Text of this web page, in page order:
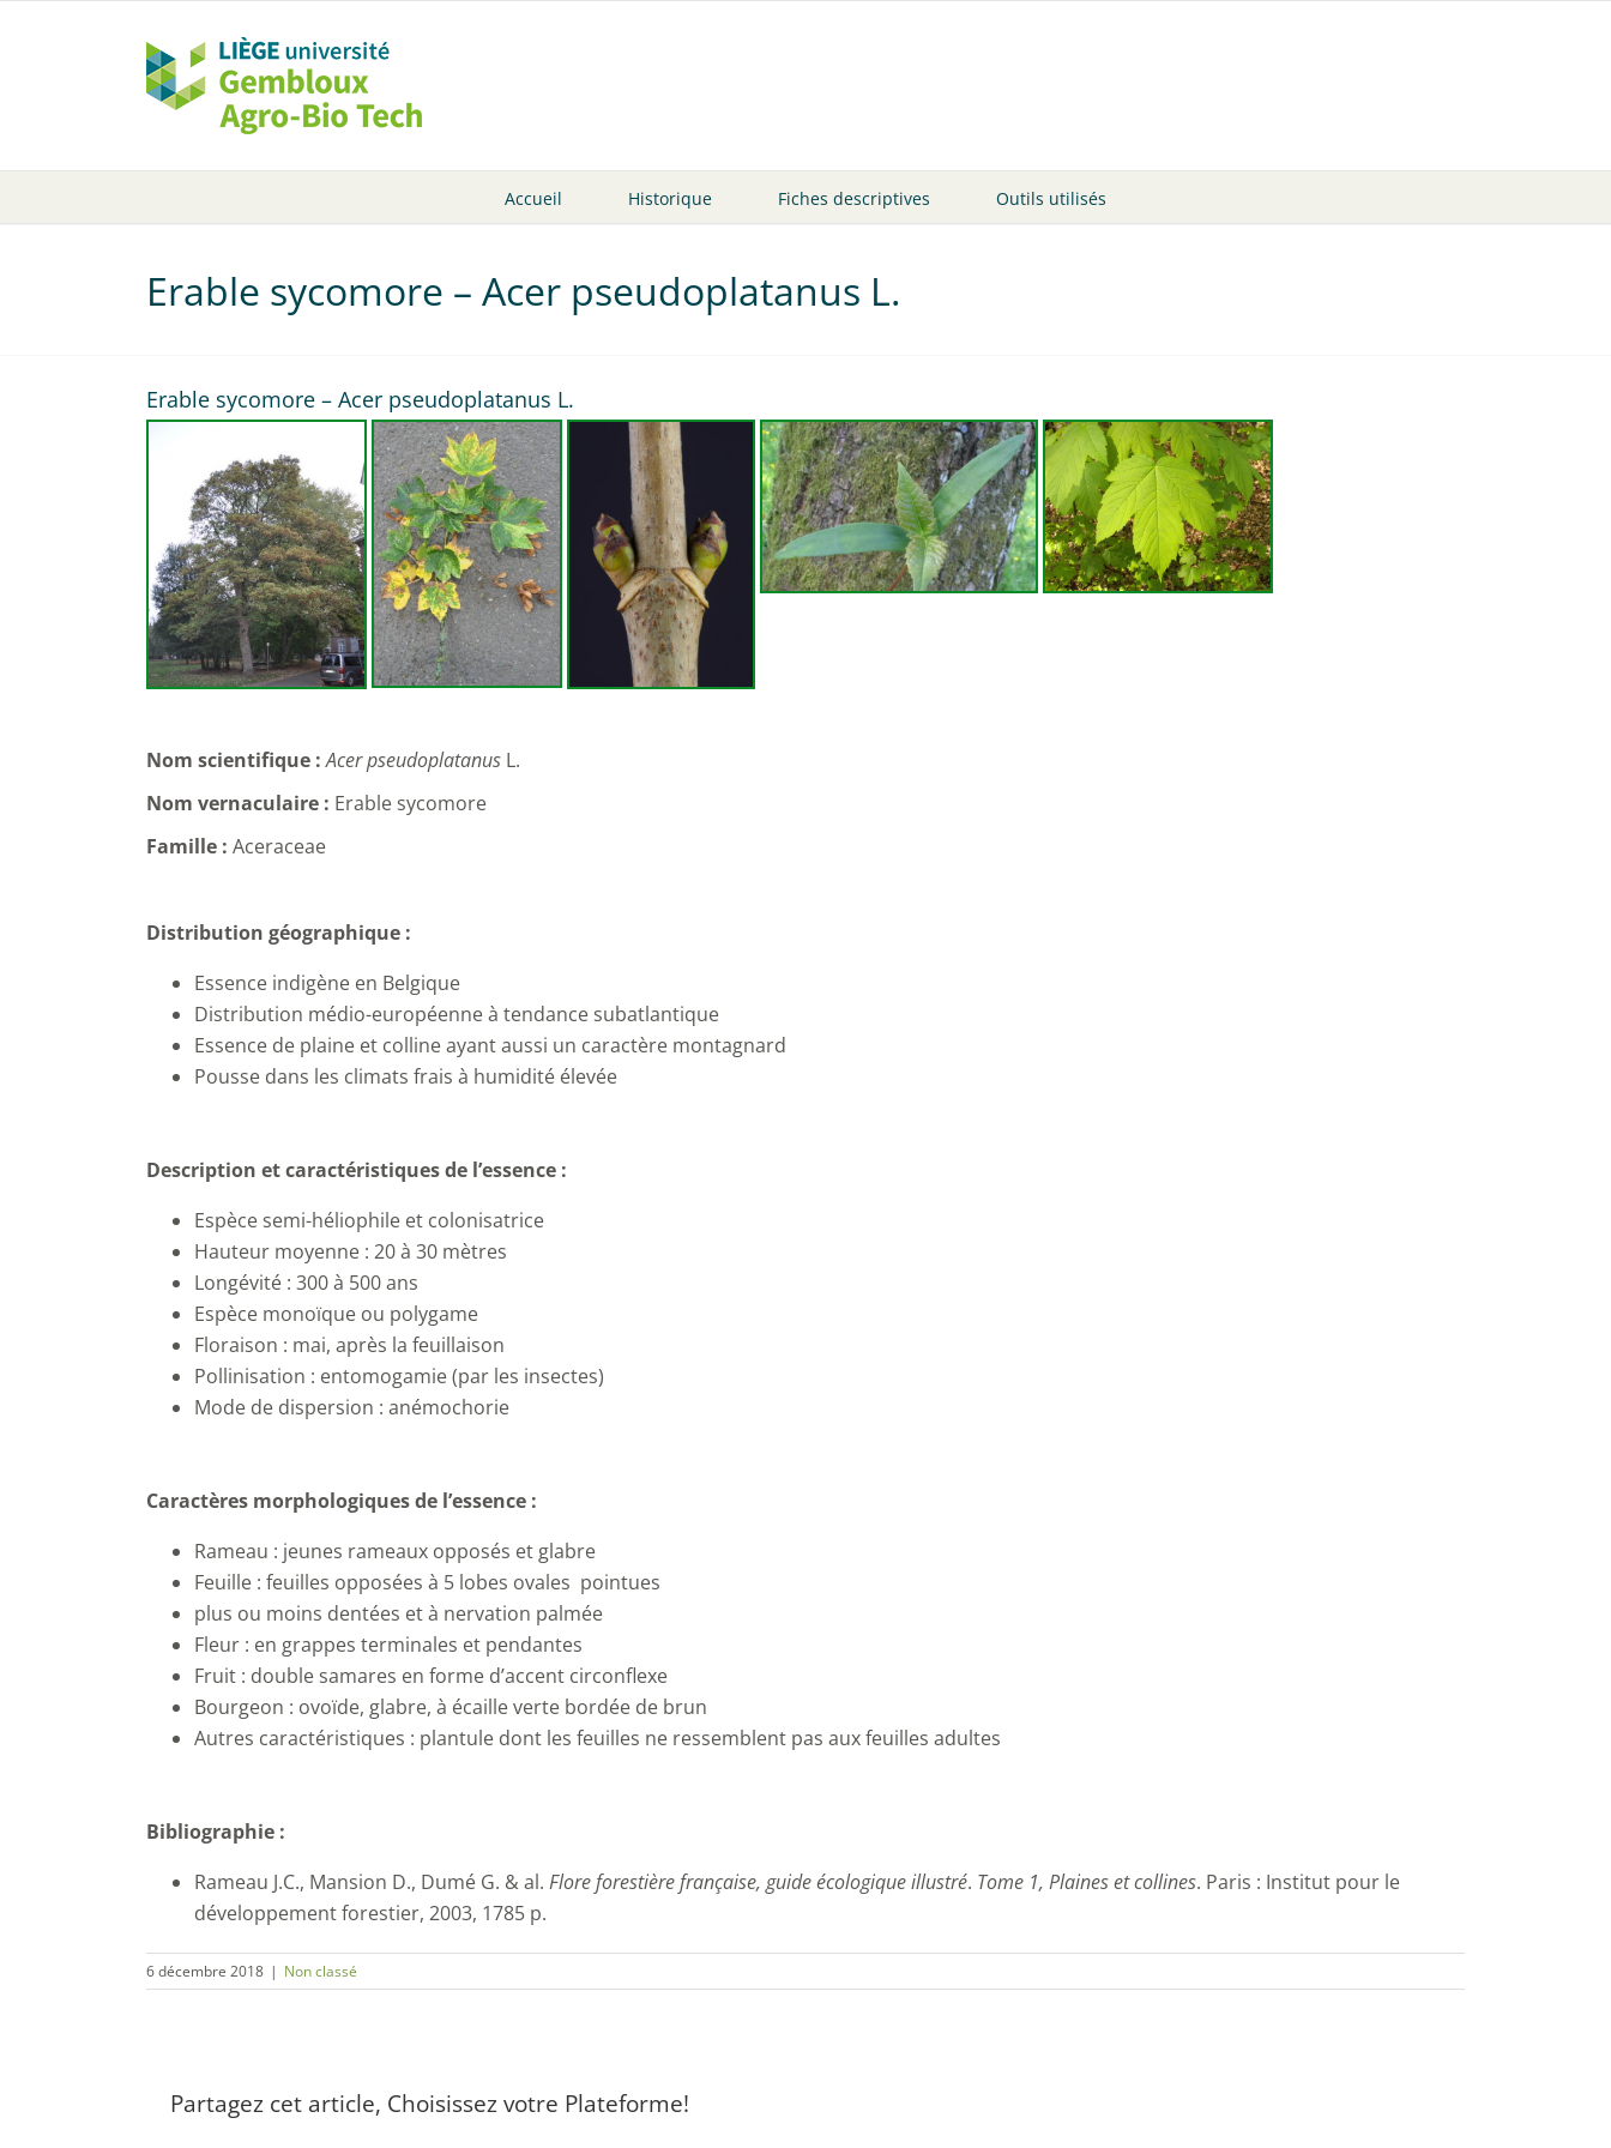
Accueil Historique Fiches descriptives Outils utilisés
Erable sycomore – Acer pseudoplatanus L.
Erable sycomore – Acer pseudoplatanus L.
Nom scientifique :Acer pseudoplatanus L.
Nom vernaculaire : Erable sycomore
Famille : Aceraceae
Distribution géographique :
Essence indigène en Belgique
Distribution médio-européenne à tendance subatlantique
Essence de plaine et colline ayant aussi un caractère montagnard
Pousse dans les climats frais à humidité élevée
Description et caractéristiques de l’essence :
Espèce semi-héliophile et colonisatrice
Hauteur moyenne : 20 à 30 mètres
Longévité : 300 à 500 ans
Espèce monoïque ou polygame
Floraison : mai, après la feuillaison
Pollinisation : entomogamie (par les insectes)
Mode de dispersion : anémochorie
Caractères morphologiques de l’essence :
Rameau : jeunes rameaux opposés et glabre
Feuille : feuilles opposées à 5 lobes ovales pointues
plus ou moins dentées et à nervation palmée
Fleur : en grappes terminales et pendantes
Fruit : double samares en forme d’accent circonflexe
Bourgeon : ovoïde, glabre, à écaille verte bordée de brun
Autres caractéristiques : plantule dont les feuilles ne ressemblent pas aux feuilles adultes
Bibliographie :
Rameau J.C., Mansion D., Dumé G. & al. Flore forestière française, guide écologique illustré. Tome 1, Plaines et collines. Paris : Institut pour le
développement forestier, 2003, 1785 p.
6 décembre 2018 | Non classé
Partagez cet article, Choisissez votre Plateforme!